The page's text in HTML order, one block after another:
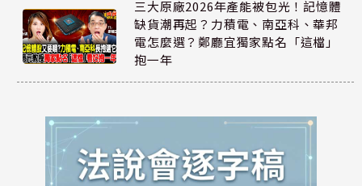
三大原廠2026年產能被包光！記憶體
缺貨潮再起？力積電、南亞科、華邦
電怎麼選？鄭廳宜獨家點名「這檔」
抱一年